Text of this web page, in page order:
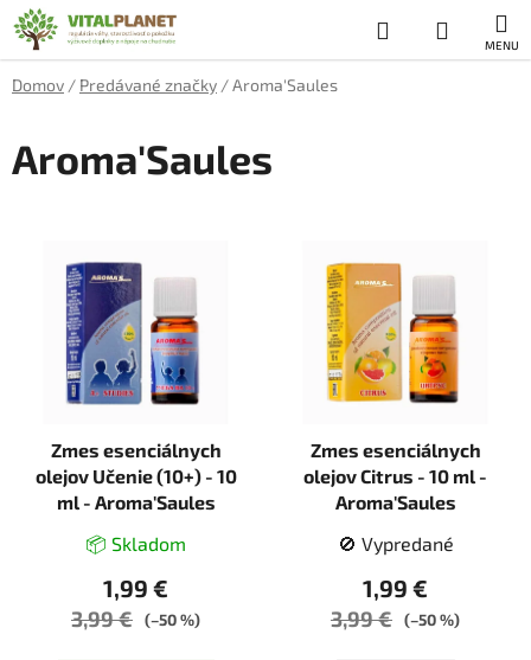
Prejsť
na
obsah
Hľadať
KOŠÍK
Domov / Predávané značky /Aroma'Saules
Aroma'Saules
Zmes esenciálnych
olejov Učenie (10+) - 10
ml - Aroma'Saules
📦 Skladom
1,99 €
3,99 € (–50 %)
Zmes esenciálnych
olejov Citrus - 10 ml -
Aroma'Saules
🚫 Vypredané
1,99 €
3,99 € (–50 %)